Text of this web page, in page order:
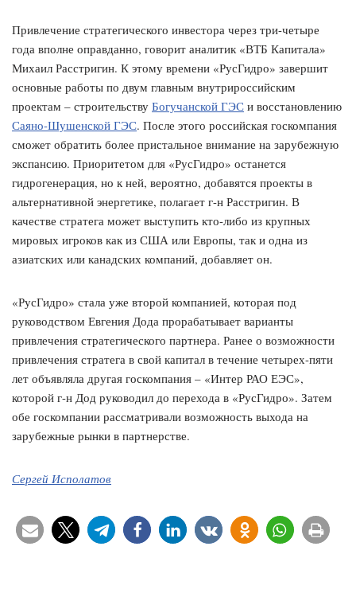
Привлечение стратегического инвестора через три-четыре
года вполне оправданно, говорит аналитик «ВТБ Капитала»
Михаил Расстригин. К этому времени «РусГидро» завершит
основные работы по двум главным внутрироссийским
проектам – строительству Богучанской ГЭС и восстановлению
Саяно-Шушенской ГЭС. После этого российская госкомпания
сможет обратить более пристальное внимание на зарубежную
экспансию. Приоритетом для «РусГидро» останется
гидрогенерация, но к ней, вероятно, добавятся проекты в
альтернативной энергетике, полагает г-н Расстригин. В
качестве стратега может выступить кто-либо из крупных
мировых игроков как из США или Европы, так и одна из
азиатских или канадских компаний, добавляет он.
«РусГидро» стала уже второй компанией, которая под
руководством Евгения Дода прорабатывает варианты
привлечения стратегического партнера. Ранее о возможности
привлечения стратега в свой капитал в течение четырех-пяти
лет объявляла другая госкомпания – «Интер РАО ЕЭС»,
которой г-н Дод руководил до перехода в «РусГидро». Затем
обе госкомпании рассматривали возможность выхода на
зарубежные рынки в партнерстве.
Сергей Исполатов